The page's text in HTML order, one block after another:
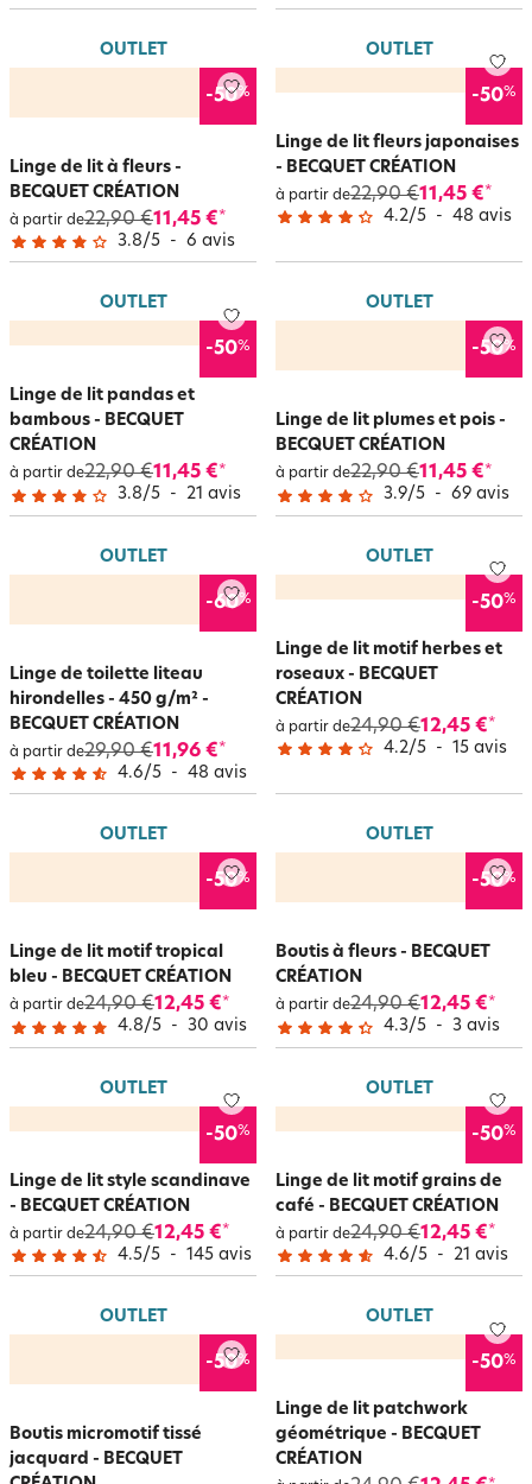
OUTLET
-50%
Linge de lit à fleurs -
BECQUET CRÉATION
à partir de22,90 €11,45 €*
3.8/5 - 6 avis
OUTLET
-50%
Linge de lit fleurs japonaises
- BECQUET CRÉATION
à partir de22,90 €11,45 €*
4.2/5 - 48 avis
OUTLET
-50%
Linge de lit pandas et
bambous - BECQUET
CRÉATION
à partir de22,90 €11,45 €*
3.8/5 - 21 avis
OUTLET
-50%
Linge de lit plumes et pois -
BECQUET CRÉATION
à partir de22,90 €11,45 €*
3.9/5 - 69 avis
OUTLET
-60%
Linge de toilette liteau
hirondelles - 450 g/m² -
BECQUET CRÉATION
à partir de29,90 €11,96 €*
4.6/5 - 48 avis
OUTLET
-50%
Linge de lit motif herbes et
roseaux - BECQUET
CRÉATION
à partir de24,90 €12,45 €*
4.2/5 - 15 avis
OUTLET
-50%
Linge de lit motif tropical
bleu - BECQUET CRÉATION
à partir de24,90 €12,45 €*
4.8/5 - 30 avis
OUTLET
-50%
Boutis à fleurs - BECQUET
CRÉATION
à partir de24,90 €12,45 €*
4.3/5 - 3 avis
OUTLET
-50%
Linge de lit style scandinave
- BECQUET CRÉATION
à partir de24,90 €12,45 €*
4.5/5 - 145 avis
OUTLET
-50%
Linge de lit motif grains de
café - BECQUET CRÉATION
à partir de24,90 €12,45 €*
4.6/5 - 21 avis
OUTLET
-50%
Boutis micromotif tissé
jacquard - BECQUET
OUTLET
-50%
Linge de lit patchwork
géométrique - BECQUET
CRÉATION